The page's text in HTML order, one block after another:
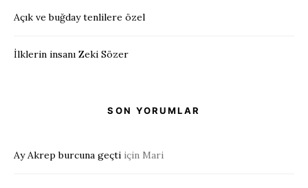
Açık ve buğday tenlilere özel
İlklerin insanı Zeki Sözer
SON YORUMLAR
Ay Akrep burcuna geçti için Mari